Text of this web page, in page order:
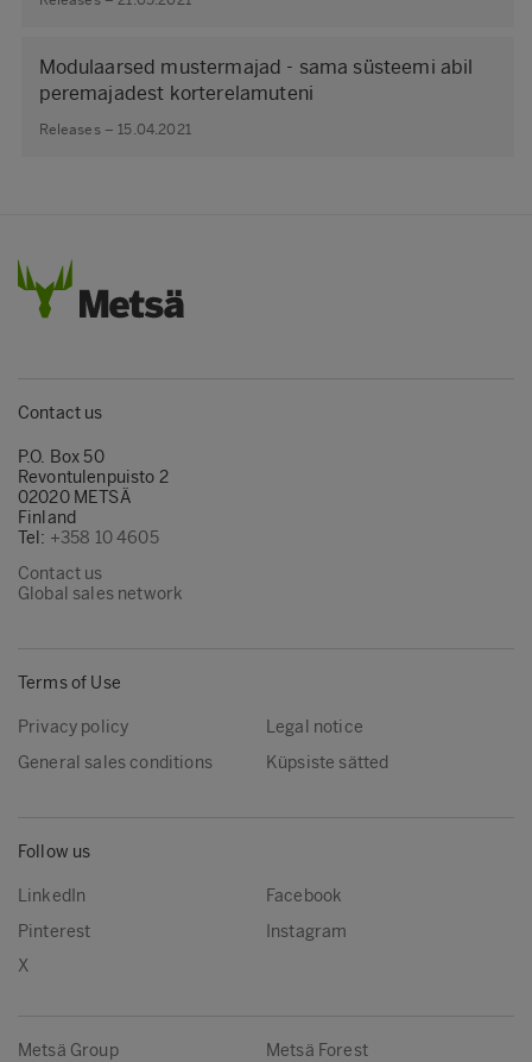
Modulaarsed mustermajad - sama süsteemi abil
peremajadest korterelamuteni
Releases – 15.04.2021
Contact us
P.O. Box 50
Revontulenpuisto 2
02020 METSÄ
Finland
Tel: +358 10 4605
Contact us
Global sales network
Terms of Use
Privacy policy
Legal notice
General sales conditions
Küpsiste sätted
Follow us
LinkedIn
Facebook
Pinterest
Instagram
X
Metsä Group
Metsä Forest